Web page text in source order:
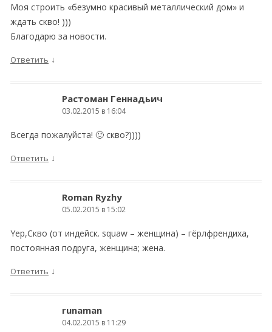
Моя строить «безумно красивый металлический дом» и
ждать скво! )))
Благодарю за новости.
Ответить ↓
Растоман Геннадьич
03.02.2015 в 16:04
Всегда пожалуйста! 🙂 скво?))))
Ответить ↓
Roman Ryzhy
05.02.2015 в 15:02
Yep,Скво (от индейск. squaw – женщина) – гёрлфрендиха,
постоянная подруга, женщина; жена.
Ответить ↓
runaman
04.02.2015 в 11:29